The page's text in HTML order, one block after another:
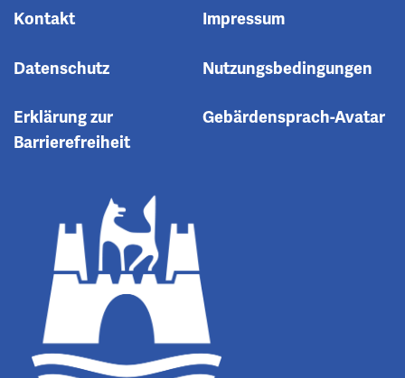
Kontakt Impressum
Datenschutz Nutzungsbedingungen
Erklärung zur
Barrierefreiheit
Gebärdensprach-Avatar